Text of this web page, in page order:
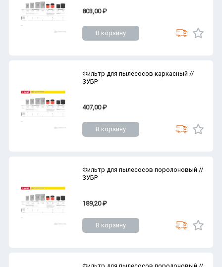
803,00 ₽
В корзину
Фильтр для пылесосов каркасный //
ЗУБР
407,00 ₽
В корзину
Фильтр для пылесосов поролоновый //
ЗУБР
189,20 ₽
В корзину